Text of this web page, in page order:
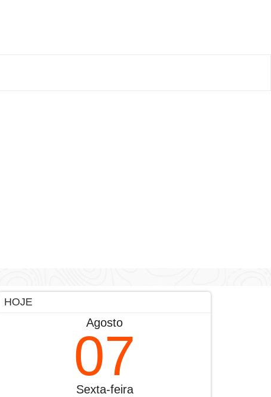
HOJE
Agosto
07
Sexta-feira